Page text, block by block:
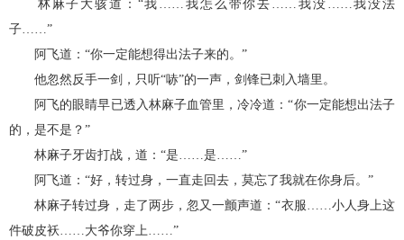
林麻子大骇道：“我……我怎么带你去……我没……我没法
子……”
阿飞道：“你一定能想得出法子来的。”
他忽然反手一剑，只听“哧”的一声，剑锋已刺入墙里。
阿飞的眼睛早已透入林麻子血管里，冷冷道：“你一定能想出法子
的，是不是？”
林麻子牙齿打战，道：“是……是……”
阿飞道：“好，转过身，一直走回去，莫忘了我就在你身后。”
林麻子转过身，走了两步，忽又一颤声道：“衣服……小人身上这
件破皮袄……大爷你穿上……”